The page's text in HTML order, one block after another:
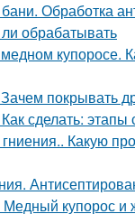
Обработка
обрабатывать
купоросе.
покрывать
сделать: этапы
Какую
Медный купорос